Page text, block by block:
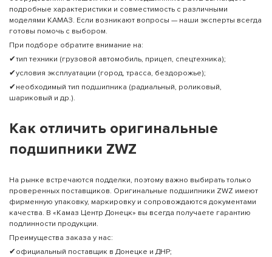
подробные характеристики и совместимость с различными
моделями КАМАЗ. Если возникают вопросы — наши эксперты всегда
готовы помочь с выбором.
При подборе обратите внимание на:
✔тип техники (грузовой автомобиль, прицеп, спецтехника);
✔условия эксплуатации (город, трасса, бездорожье);
✔необходимый тип подшипника (радиальный, роликовый,
шариковый и др.).
Как отличить оригинальные
подшипники ZWZ
На рынке встречаются подделки, поэтому важно выбирать только
проверенных поставщиков. Оригинальные подшипники ZWZ имеют
фирменную упаковку, маркировку и сопровождаются документами
качества. В «Камаз Центр Донецк» вы всегда получаете гарантию
подлинности продукции.
Преимущества заказа у нас:
✔официальный поставщик в Донецке и ДНР;